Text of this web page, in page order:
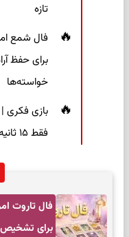
تازه
برای حفظ
خواسته‌ها
بازی فکری
فقط ۱۵ ثانیه برای پیداکردنش وقت دارید
برای تشخیص